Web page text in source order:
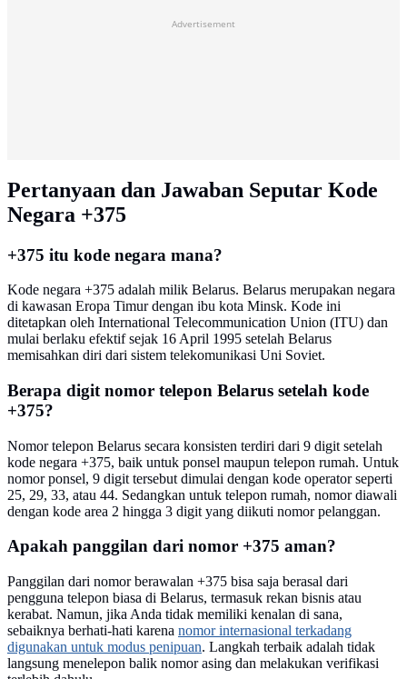
Advertisement
Pertanyaan dan Jawaban Seputar Kode
Negara +375
+375 itu kode negara mana?
Kode negara +375 adalah milik Belarus. Belarus merupakan negara
di kawasan Eropa Timur dengan ibu kota Minsk. Kode ini
ditetapkan oleh International Telecommunication Union (ITU) dan
mulai berlaku efektif sejak 16 April 1995 setelah Belarus
memisahkan diri dari sistem telekomunikasi Uni Soviet.
Berapa digit nomor telepon Belarus setelah kode
+375?
Nomor telepon Belarus secara konsisten terdiri dari 9 digit setelah
kode negara +375, baik untuk ponsel maupun telepon rumah. Untuk
nomor ponsel, 9 digit tersebut dimulai dengan kode operator seperti
25, 29, 33, atau 44. Sedangkan untuk telepon rumah, nomor diawali
dengan kode area 2 hingga 3 digit yang diikuti nomor pelanggan.
Apakah panggilan dari nomor +375 aman?
Panggilan dari nomor berawalan +375 bisa saja berasal dari
pengguna telepon biasa di Belarus, termasuk rekan bisnis atau
kerabat. Namun, jika Anda tidak memiliki kenalan di sana,
sebaiknya berhati-hati karena nomor internasional terkadang
digunakan untuk modus penipuan. Langkah terbaik adalah tidak
langsung menelepon balik nomor asing dan melakukan verifikasi